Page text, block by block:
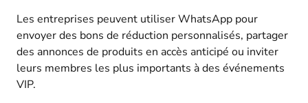
Les entreprises peuvent utiliser WhatsApp pour
envoyer des bons de réduction personnalisés, partager
des annonces de produits en accès anticipé ou inviter
leurs membres les plus importants à des événements
VIP.